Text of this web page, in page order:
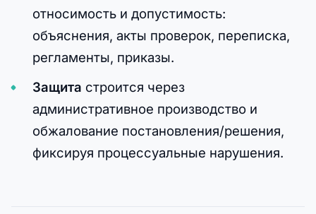
относимость и допустимость:
объяснения, акты проверок, переписка,
регламенты, приказы.
Защита строится через
административное производство и
обжалование постановления/решения,
фиксируя процессуальные нарушения.